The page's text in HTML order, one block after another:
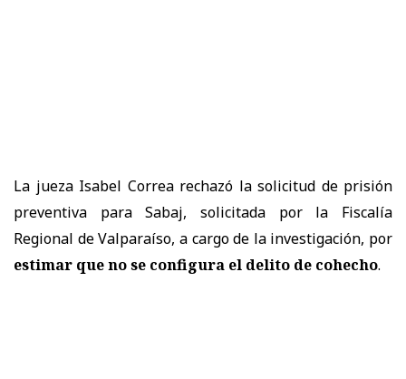
La jueza Isabel Correa rechazó la solicitud de prisión
preventiva para Sabaj, solicitada por la Fiscalía
Regional de Valparaíso, a cargo de la investigación, por
estimar que no se configura el delito de cohecho.